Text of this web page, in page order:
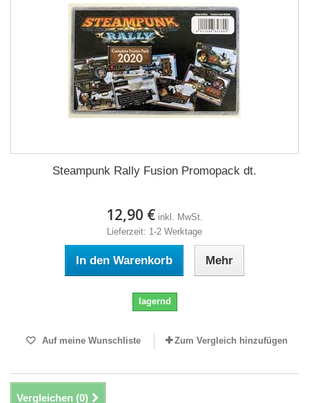
Steampunk Rally Fusion Promopack dt.
12,90 € inkl. MwSt.
Lieferzeit: 1-2 Werktage
In den Warenkorb Mehr
lagernd
Auf meine Wunschliste Zum Vergleich hinzufügen
Vergleichen (0)